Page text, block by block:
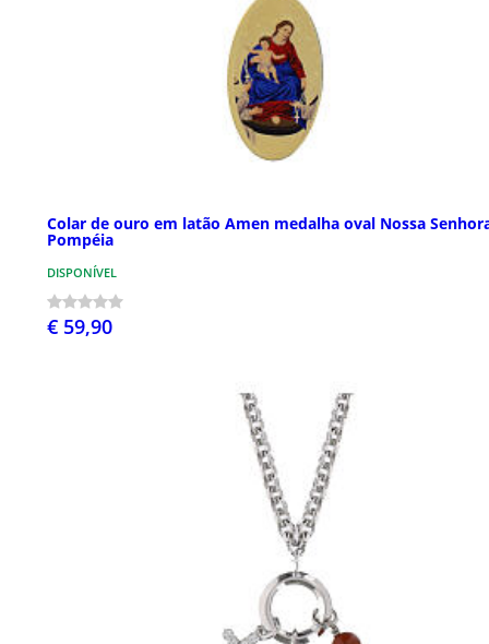
Colar de ouro em latão Amen medalha oval Nossa
Pompéia
DISPONÍVEL
€ 59,90